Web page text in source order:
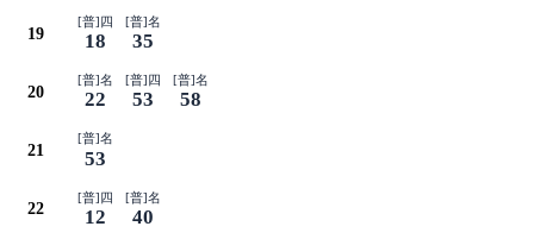
19
[普]四
18
[普]名
35
20
[普]名
22
[普]四
53
[普]名
58
21
[普]名
53
22
[普]四
12
[普]名
40